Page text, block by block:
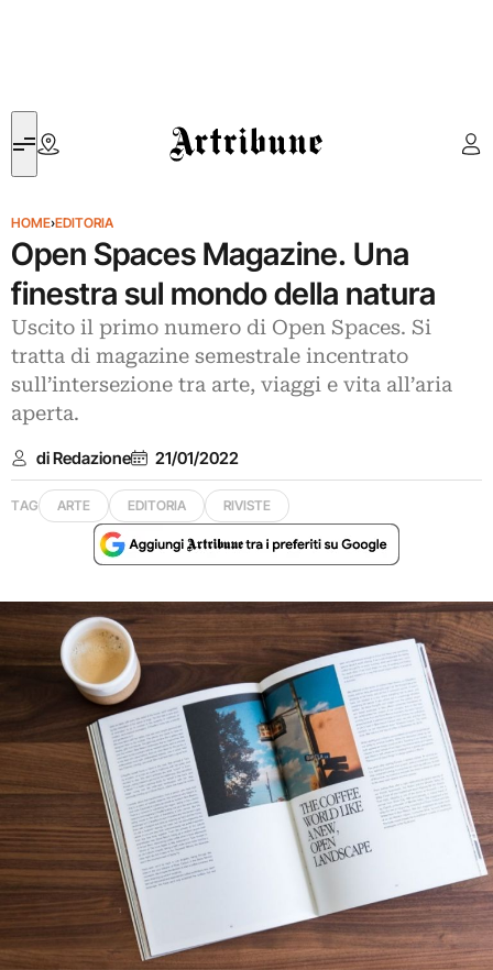
Artribune
HOME›EDITORIA
Open Spaces Magazine. Una
finestra sul mondo della natura
Uscito il primo numero di Open Spaces. Si
tratta di magazine semestrale incentrato
sull’intersezione tra arte, viaggi e vita all’aria
aperta.
di Redazione 21/01/2022
TAG ARTE EDITORIA RIVISTE